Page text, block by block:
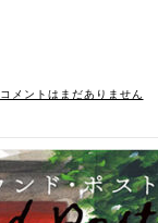
コメントはまだありません